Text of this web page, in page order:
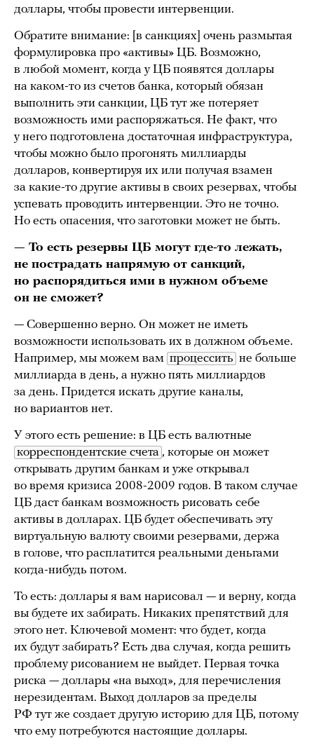
доллары, чтобы провести интервенции.
Обратите внимание: [в санкциях] очень размытая
формулировка про «активы» ЦБ. Возможно,
в любой момент, когда у ЦБ появятся доллары
на каком-то из счетов банка, который обязан
выполнить эти санкции, ЦБ тут же потеряет
возможность ими распоряжаться. Не факт, что
у него подготовлена достаточная инфраструктура,
чтобы можно было прогонять миллиарды
долларов, конвертируя их или получая взамен
за какие-то другие активы в своих резервах, чтобы
успевать проводить интервенции. Это не точно.
Но есть опасения, что заготовки может не быть.
— То есть резервы ЦБ могут где-то лежать,
не пострадать напрямую от санкций,
но распорядиться ими в нужном объеме
он не сможет?
— Совершенно верно. Он может не иметь
возможности использовать их в должном объеме.
Например, мы можем вам процессить не больше
миллиарда в день, а нужно пять миллиардов
за день. Придется искать другие каналы,
но вариантов нет.
У этого есть решение: в ЦБ есть валютные
корреспондентские счета , которые он может
открывать другим банкам и уже открывал
во время кризиса 2008-2009 годов. В таком случае
ЦБ даст банкам возможность рисовать себе
активы в долларах. ЦБ будет обеспечивать эту
виртуальную валюту своими резервами, держа
в голове, что расплатится реальными деньгами
когда-нибудь потом.
То есть: доллары я вам нарисовал — и верну, когда
вы будете их забирать. Никаких препятствий для
этого нет. Ключевой момент: что будет, когда
их будут забирать? Есть два случая, когда решить
проблему рисованием не выйдет. Первая точка
риска — доллары «на выход», для перечисления
нерезидентам. Выход долларов за пределы
РФ тут же создает другую историю для ЦБ, потому
что ему потребуются настоящие доллары.